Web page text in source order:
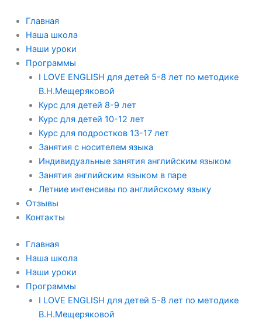
содержимому
Главная
Наша школа
Наши уроки
Программы
I LOVE ENGLISH для детей 5-8 лет по методике
В.Н.Мещеряковой
Курс для детей 8-9 лет
Курс для детей 10-12 лет
Курс для подростков 13-17 лет
Занятия с носителем языка
Индивидуальные занятия английским языком
Занятия английским языком в паре
Летние интенсивы по английскому языку
Отзывы
Контакты
Главная
Наша школа
Наши уроки
Программы
I LOVE ENGLISH для детей 5-8 лет по методике
В.Н.Мещеряковой